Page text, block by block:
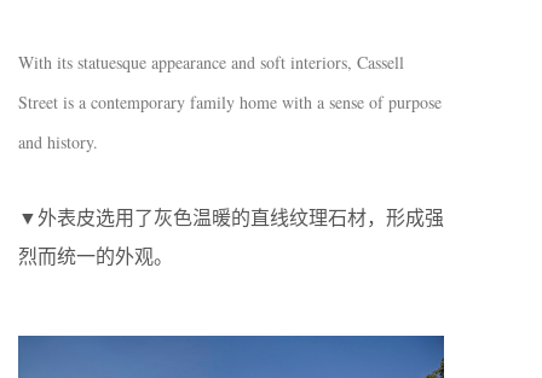
With its statuesque appearance and soft interiors, Cassell
Street is a contemporary family home with a sense of purpose
and history.
▼外表皮选用了灰色温暖的直线纹理石材，形成强
烈而统一的外观。